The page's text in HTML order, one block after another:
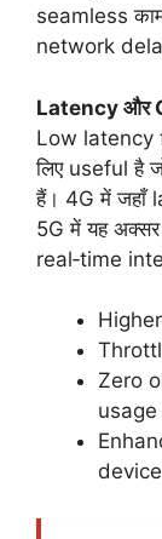
seamless
network
Latency और
Low latency
लिए useful है
हैं। 4G में जहाँ
5G में यह
real‑time
Zero
usage